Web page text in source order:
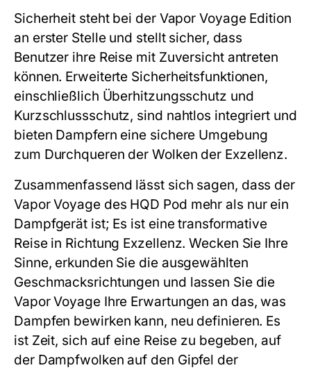
Sicherheit steht bei der Vapor Voyage Edition
an erster Stelle und stellt sicher, dass
Benutzer ihre Reise mit Zuversicht antreten
können. Erweiterte Sicherheitsfunktionen,
einschließlich Überhitzungsschutz und
Kurzschlussschutz, sind nahtlos integriert und
bieten Dampfern eine sichere Umgebung
zum Durchqueren der Wolken der Exzellenz.
Zusammenfassend lässt sich sagen, dass der
Vapor Voyage des HQD Pod mehr als nur ein
Dampfgerät ist; Es ist eine transformative
Reise in Richtung Exzellenz. Wecken Sie Ihre
Sinne, erkunden Sie die ausgewählten
Geschmacksrichtungen und lassen Sie die
Vapor Voyage Ihre Erwartungen an das, was
Dampfen bewirken kann, neu definieren. Es
ist Zeit, sich auf eine Reise zu begeben, auf
der Dampfwolken auf den Gipfel der